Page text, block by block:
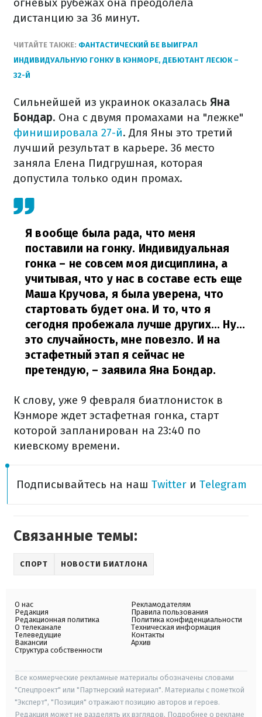
дистанцию ​​за 36 минут.
ЧИТАЙТЕ ТАКЖЕ: ФАНТАСТИЧЕСКИЙ БЕ ВЫИГРАЛ
ИНДИВИДУАЛЬНУЮ ГОНКУ В КЭНМОРЕ, ДЕБЮТАНТ ЛЕСЮК –
32-Й
Сильнейшей из украинок оказалась Яна
Бондар. Она с двумя промахами на "лежке"
финишировала 27-й. Для Яны это третий
лучший результат в карьере. 36 место
заняла Елена Пидгрушная, которая
допустила только один промах.
Я вообще была рада, что меня
поставили на гонку. Индивидуальная
гонка – не совсем моя дисциплина, а
учитывая, что у нас в составе есть еще
Маша Кручова, я была уверена, что
стартовать будет она. И то, что я
сегодня пробежала лучше других... Ну...
это случайность, мне повезло. И на
эстафетный этап я сейчас не
претендую, – заявила Яна Бондар.
К слову, уже 9 февраля биатлонисток в
Кэнморе ждет эстафетная гонка, старт
которой запланирован на 23:40 по
киевскому времени.
Подписывайтесь на наш Twitter и Telegram
Связанные темы:
СПОРТ НОВОСТИ БИАТЛОНА
О нас
Редакция
Редакционная политика
О телеканале
Телеведущие
Вакансии
Структура собственности
Рекламодателям
Правила пользования
Политика конфиденциальности
Техническая информация
Контакты
Архив
Все коммерческие рекламные материалы обозначены словами
"Спецпроект" или "Партнерский материал". Материалы с пометкой
"Эксперт", "Позиция" отражают позицию авторов и героев.
Редакция может не разделять их взглядов. Подробнее о рекламе